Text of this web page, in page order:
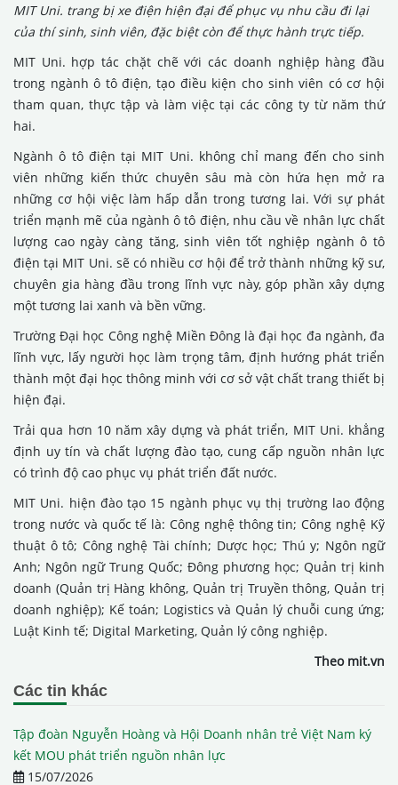
MIT Uni. trang bị xe điện hiện đại để phục vụ nhu cầu đi lại
của thí sinh, sinh viên, đặc biệt còn để thực hành trực tiếp.
MIT Uni. hợp tác chặt chẽ với các doanh nghiệp hàng đầu
trong ngành ô tô điện, tạo điều kiện cho sinh viên có cơ hội
tham quan, thực tập và làm việc tại các công ty từ năm thứ
hai.
Ngành ô tô điện tại MIT Uni. không chỉ mang đến cho sinh
viên những kiến thức chuyên sâu mà còn hứa hẹn mở ra
những cơ hội việc làm hấp dẫn trong tương lai. Với sự phát
triển mạnh mẽ của ngành ô tô điện, nhu cầu về nhân lực chất
lượng cao ngày càng tăng, sinh viên tốt nghiệp ngành ô tô
điện tại MIT Uni. sẽ có nhiều cơ hội để trở thành những kỹ sư,
chuyên gia hàng đầu trong lĩnh vực này, góp phần xây dựng
một tương lai xanh và bền vững.
Trường Đại học Công nghệ Miền Đông là đại học đa ngành, đa
lĩnh vực, lấy người học làm trọng tâm, định hướng phát triển
thành một đại học thông minh với cơ sở vật chất trang thiết bị
hiện đại.
Trải qua hơn 10 năm xây dựng và phát triển, MIT Uni. khẳng
định uy tín và chất lượng đào tạo, cung cấp nguồn nhân lực
có trình độ cao phục vụ phát triển đất nước.
MIT Uni. hiện đào tạo 15 ngành phục vụ thị trường lao động
trong nước và quốc tế là: Công nghệ thông tin; Công nghệ Kỹ
thuật ô tô; Công nghệ Tài chính; Dược học; Thú y; Ngôn ngữ
Anh; Ngôn ngữ Trung Quốc; Đông phương học; Quản trị kinh
doanh (Quản trị Hàng không, Quản trị Truyền thông, Quản trị
doanh nghiệp); Kế toán; Logistics và Quản lý chuỗi cung ứng;
Luật Kinh tế; Digital Marketing, Quản lý công nghiệp.
Theo mit.vn
Các tin khác
Tập đoàn Nguyễn Hoàng và Hội Doanh nhân trẻ Việt Nam ký
kết MOU phát triển nguồn nhân lực
15/07/2026